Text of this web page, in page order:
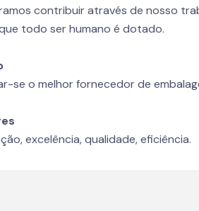
contribuir através de nosso
todo ser humano é dotado.
se o melhor fornecedor de
excelência, qualidade, eficiência.